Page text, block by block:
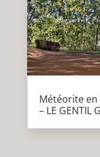
Météorite
– LE GENTIL